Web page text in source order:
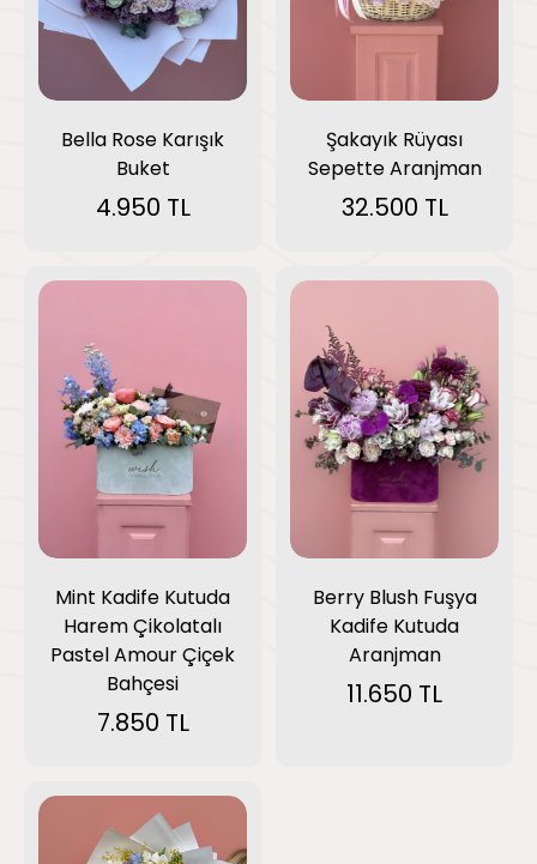
Bella Rose Karışık
Buket
4.950 TL
Şakayık Rüyası
Sepette Aranjman
32.500 TL
Mint Kadife Kutuda
Harem Çikolatalı
Pastel Amour Çiçek
Bahçesi
7.850 TL
Berry Blush Fuşya
Kadife Kutuda
Aranjman
11.650 TL